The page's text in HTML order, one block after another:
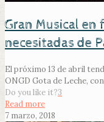
Gran Musical
necesitadas de
El próximo 13 de abril
ONGD Gota de Leche,
Do you like it?3
Read more
7 marzo, 2018